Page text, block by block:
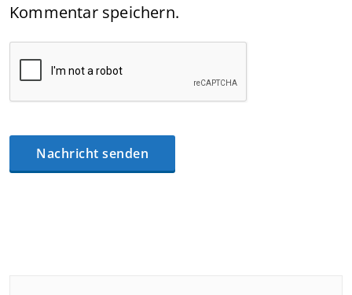
Kommentar speichern.